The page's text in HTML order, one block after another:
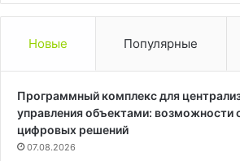
Новые Популярные
Программный комплекс для
управления объектами: возможности
цифровых решений
07.08.2026